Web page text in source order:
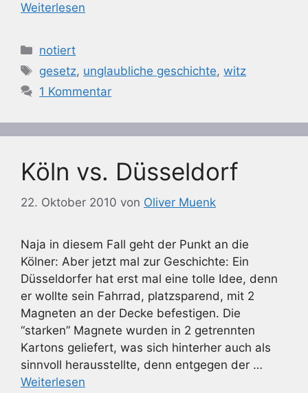
Weiterlesen
Kategorien
notiert
Schlagwörter
gesetz, unglaubliche geschichte,witz
1 Kommentar
Köln vs. Düsseldorf
22. Oktober 2010 von Oliver Muenk
Naja in diesem Fall geht der Punkt an die
Kölner: Aber jetzt mal zur Geschichte: Ein
Düsseldorfer hat erst mal eine tolle Idee, denn
er wollte sein Fahrrad, platzsparend, mit 2
Magneten an der Decke befestigen. Die
“starken” Magnete wurden in 2 getrennten
Kartons geliefert, was sich hinterher auch als
sinnvoll herausstellte, denn entgegen der …
Weiterlesen